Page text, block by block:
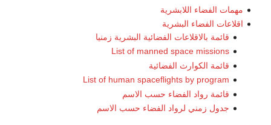
مهمات الفضاء اللابشرية
اقلاعات الفضاء البشرية
قائمة بالاقلاعات الفضائية البشرية زمنيا
List of manned space missions
قائمة الكوارث الفضائية
List of human spaceflights by program
قائمة رواد الفضاء حسب الاسم
جدول زمني لرواد الفضاء حسب الاسم